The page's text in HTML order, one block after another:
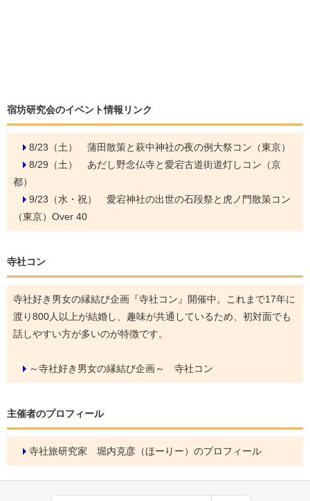
宿坊研究会のイベント情報リンク
8/23（土） 蒲田散策と萩中神社の夜の例大祭コン（東京）
8/29（土） あだし野念仏寺と愛宕古道街道灯しコン（京
都）
9/23（水・祝） 愛宕神社の出世の石段祭と虎ノ門散策コン
（東京）Over 40
寺社コン
寺社好き男女の縁結び企画『寺社コン』開催中。これまで17年に
渡り800人以上が結婚し、趣味が共通しているため、初対面でも
話しやすい方が多いのが特徴です。
～寺社好き男女の縁結び企画～ 寺社コン
主催者のプロフィール
寺社旅研究家 堀内克彦（ほーりー）のプロフィール